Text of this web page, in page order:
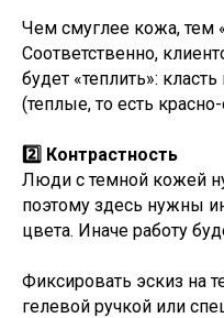
Чем смуглее кожа, тем
Соответственно,
будет «теплить»:
(теплые, то есть
2️⃣ Контрастность
Люди с темной кожей
поэтому здесь нужны
цвета. Иначе работу
Фиксировать эскиз на
гелевой ручкой или